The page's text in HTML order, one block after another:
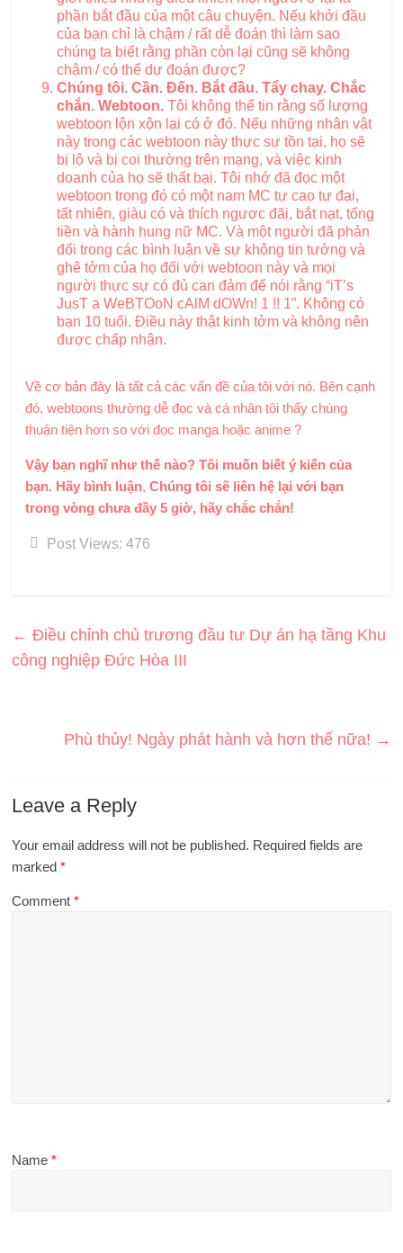
phần bắt đầu của một câu chuyện. Nếu khởi đầu
của bạn chỉ là chậm / rất dễ đoán thì làm sao
chúng ta biết rằng phần còn lại cũng sẽ không
chậm / có thể dự đoán được?
Chúng tôi. Cần. Đến. Bắt đầu. Tẩy chay. Chắc
chắn. Webtoon. Tôi không thể tin rằng số lượng
webtoon lộn xộn lại có ở đó. Nếu những nhân vật
này trong các webtoon này thực sự tồn tại, họ sẽ
bị lộ và bị coi thường trên mạng, và việc kinh
doanh của họ sẽ thất bại. Tôi nhớ đã đọc một
webtoon trong đó có một nam MC tự cao tự đại,
tất nhiên, giàu có và thích ngược đãi, bắt nạt, tống
tiền và hành hung nữ MC. Và một người đã phản
đối trong các bình luận về sự không tin tưởng và
ghê tởm của họ đối với webtoon này và mọi
người thực sự có đủ can đảm để nói rằng “iT’s
JusT a WeBTOoN cAlM dOWn! 1 !! 1”. Không có
bạn 10 tuổi. Điều này thật kinh tởm và không nên
được chấp nhận.
Về cơ bản đây là tất cả các vấn đề của tôi với nó. Bên cạnh
đó, webtoons thường dễ đọc và cá nhân tôi thấy chúng
thuận tiện hơn so với đọc manga hoặc anime ?
Vậy bạn nghĩ như thế nào? Tôi muốn biết ý kiến ​​của
bạn. Hãy bình luận, Chúng tôi sẽ liên hệ lại với bạn
trong vòng chưa đầy 5 giờ, hãy chắc chắn!
Post Views: 476
← Điều chỉnh chủ trương đầu tư Dự án hạ tầng Khu
công nghiệp Đức Hòa III
Phù thủy! Ngày phát hành và hơn thế nữa! →
Leave a Reply
Your email address will not be published. Required fields are
marked*
Comment*
Name*